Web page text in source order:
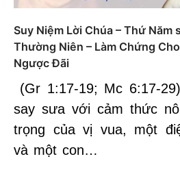
Suy Niệm Lời Chúa – Thứ Năm
Thường Niên – Làm Chứng
Ngược Đãi
(Gr 1:17-19; Mc 6:17-
say sưa với cảm thức
trọng của vị vua, một
và một con…